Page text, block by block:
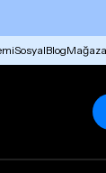
SosyalBlog